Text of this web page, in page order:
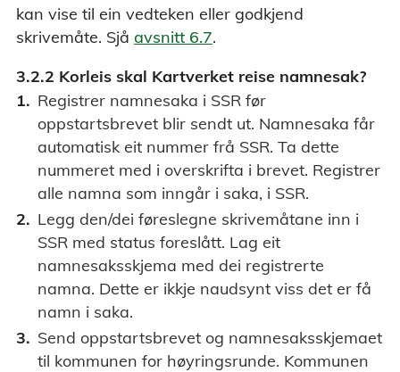
kan vise til ein vedteken eller godkjend
skrivemåte. Sjå avsnitt 6.7.
3.2.2 Korleis skal Kartverket reise namnesak?
Registrer namnesaka i SSR før
oppstartsbrevet blir sendt ut. Namnesaka får
automatisk eit nummer frå SSR. Ta dette
nummeret med i overskrifta i brevet. Registrer
alle namna som inngår i saka, i SSR.
Legg den/dei føreslegne skrivemåtane inn i
SSR med status foreslått. Lag eit
namnesaksskjema med dei registrerte
namna. Dette er ikkje naudsynt viss det er få
namn i saka.
Send oppstartsbrevet og namnesaksskjemaet
til kommunen for høyringsrunde. Kommunen